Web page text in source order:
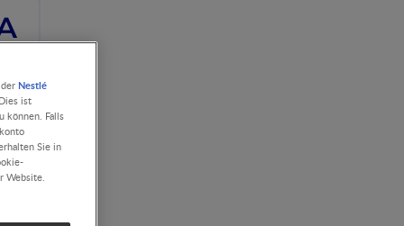
Nestlé
ist
können. Falls
Sie in
Website.